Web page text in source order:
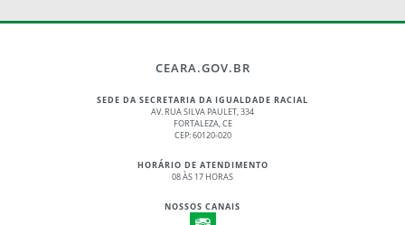
CEARA.GOV.BR
SEDE DA SECRETARIA DA IGUALDADE RACIAL
AV. RUA SILVA PAULET, 334
FORTALEZA, CE
CEP: 60120-020
HORÁRIO DE ATENDIMENTO
08 ÀS 17 HORAS
NOSSOS CANAIS